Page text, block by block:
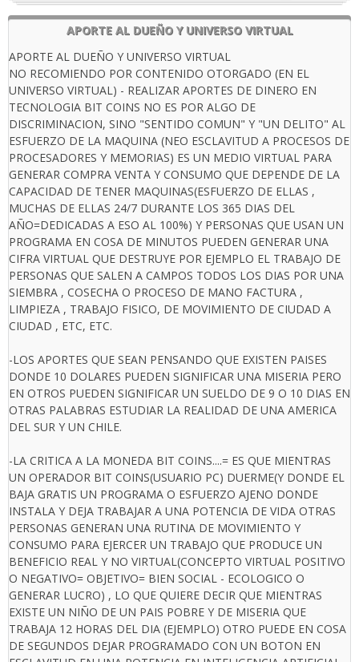
APORTE AL DUEÑO Y UNIVERSO VIRTUAL
APORTE AL DUEÑO Y UNIVERSO VIRTUAL
NO RECOMIENDO POR CONTENIDO OTORGADO (EN EL
UNIVERSO VIRTUAL) - REALIZAR APORTES DE DINERO EN
TECNOLOGIA BIT COINS NO ES POR ALGO DE
DISCRIMINACION, SINO "SENTIDO COMUN" Y "UN DELITO" AL
ESFUERZO DE LA MAQUINA (NEO ESCLAVITUD A PROCESOS DE
PROCESADORES Y MEMORIAS) ES UN MEDIO VIRTUAL PARA
GENERAR COMPRA VENTA Y CONSUMO QUE DEPENDE DE LA
CAPACIDAD DE TENER MAQUINAS(ESFUERZO DE ELLAS ,
MUCHAS DE ELLAS 24/7 DURANTE LOS 365 DIAS DEL
AÑO=DEDICADAS A ESO AL 100%) Y PERSONAS QUE USAN UN
PROGRAMA EN COSA DE MINUTOS PUEDEN GENERAR UNA
CIFRA VIRTUAL QUE DESTRUYE POR EJEMPLO EL TRABAJO DE
PERSONAS QUE SALEN A CAMPOS TODOS LOS DIAS POR UNA
SIEMBRA , COSECHA O PROCESO DE MANO FACTURA ,
LIMPIEZA , TRABAJO FISICO, DE MOVIMIENTO DE CIUDAD A
CIUDAD , ETC, ETC.
-LOS APORTES QUE SEAN PENSANDO QUE EXISTEN PAISES
DONDE 10 DOLARES PUEDEN SIGNIFICAR UNA MISERIA PERO
EN OTROS PUEDEN SIGNIFICAR UN SUELDO DE 9 O 10 DIAS EN
OTRAS PALABRAS ESTUDIAR LA REALIDAD DE UNA AMERICA
DEL SUR Y UN CHILE.
-LA CRITICA A LA MONEDA BIT COINS....= ES QUE MIENTRAS
UN OPERADOR BIT COINS(USUARIO PC) DUERME(Y DONDE EL
BAJA GRATIS UN PROGRAMA O ESFUERZO AJENO DONDE
INSTALA Y DEJA TRABAJAR A UNA POTENCIA DE VIDA OTRAS
PERSONAS GENERAN UNA RUTINA DE MOVIMIENTO Y
CONSUMO PARA EJERCER UN TRABAJO QUE PRODUCE UN
BENEFICIO REAL Y NO VIRTUAL(CONCEPTO VIRTUAL POSITIVO
O NEGATIVO= OBJETIVO= BIEN SOCIAL - ECOLOGICO O
GENERAR LUCRO) , LO QUE QUIERE DECIR QUE MIENTRAS
EXISTE UN NIÑO DE UN PAIS POBRE Y DE MISERIA QUE
TRABAJA 12 HORAS DEL DIA (EJEMPLO) OTRO PUEDE EN COSA
DE SEGUNDOS DEJAR PROGRAMADO CON UN BOTON EN